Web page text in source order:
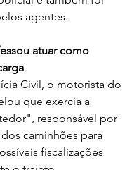
agentes.
atuar como
Civil, o motorista do
que exercia a
responsável por
caminhões para
fiscalizações